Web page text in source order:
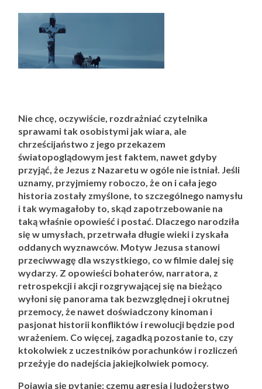
Nie chcę, oczywiście, rozdrażniać czytelnika
sprawami tak osobistymi jak wiara, ale
chrześcijaństwo z jego przekazem
światopoglądowym jest faktem, nawet gdyby
przyjąć, że Jezus z Nazaretu w ogóle nie istniał. Jeśli
uznamy, przyjmiemy roboczo, że on i cała jego
historia zostały zmyślone, to szczególnego namysłu
i tak wymagałoby to, skąd zapotrzebowanie na
taką właśnie opowieść i postać. Dlaczego narodziła
się w umysłach, przetrwała długie wieki i zyskała
oddanych wyznawców. Motyw Jezusa stanowi
przeciwwagę dla wszystkiego, co w filmie dalej się
wydarzy. Z opowieści bohaterów, narratora, z
retrospekcji i akcji rozgrywającej się na bieżąco
wyłoni się panorama tak bezwzględnej i okrutnej
przemocy, że nawet doświadczony kinoman i
pasjonat historii konfliktów i rewolucji będzie pod
wrażeniem. Co więcej, zagadką pozostanie to, czy
ktokolwiek z uczestników porachunków i rozliczeń
przeżyje do nadejścia jakiejkolwiek pomocy.
Pojawia się pytanie: czemu agresja i ludożerstwo